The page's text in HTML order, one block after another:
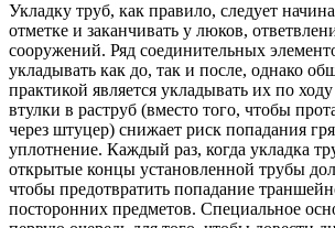
Укладку труб, как правило, следует
отметке и заканчивать у люков,
сооружений. Ряд соединительных
укладывать как до, так и после, однако
практикой является укладывать их по
втулки в раструб (вместо того, чтобы
через штуцер) снижает риск попадания
уплотнение. Каждый раз, когда укладка
открытые концы установленной трубы
чтобы предотвратить попадание
посторонних предметов. Специальное